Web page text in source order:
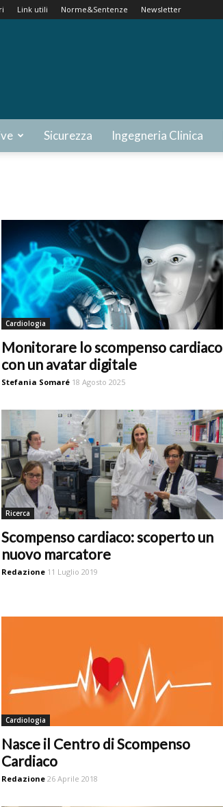
Link utili Norme&Sentenze Newsletter
Sicurezza Ingegneria Clinica
Cardiologia
Monitorare lo scompenso cardiaco
con un avatar digitale
Stefania Somaré 18 Agosto 2025
Ricerca
Scompenso cardiaco: scoperto un
nuovo marcatore
Redazione 11 Luglio 2019
Cardiologia
Nasce il Centro di Scompenso
Cardiaco
Redazione 26 Aprile 2018